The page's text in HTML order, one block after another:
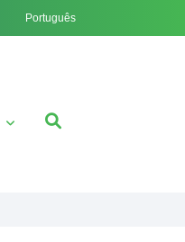
Português